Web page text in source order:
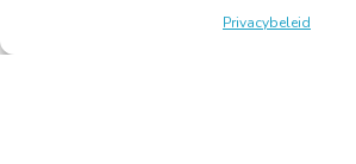
Privacybeleid